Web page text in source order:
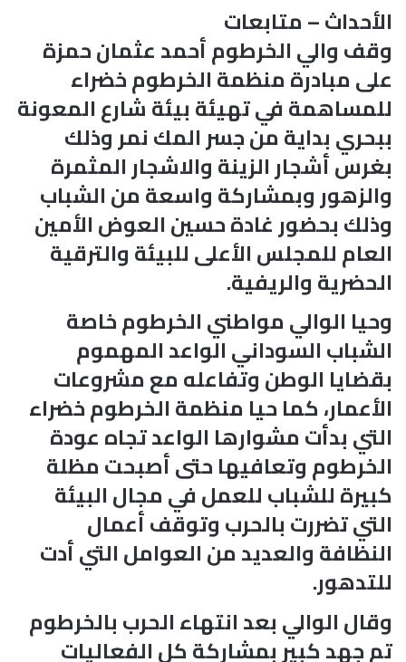
الأحداث – متابعات
وقف والي الخرطوم أحمد عثمان حمزة
على مبادرة منظمة الخرطوم خضراء
للمساهمة في تهيئة بيئة شارع المعونة
ببحري بداية من جسر المك نمر وذلك
بغرس أشجار الزينة والاشجار المثمرة
والزهور وبمشاركة واسعة من الشباب
وذلك بحضور غادة حسين العوض الأمين
العام للمجلس الأعلى للبيئة والترقية
الحضرية والريفية.
وحيا الوالي مواطني الخرطوم خاصة
الشباب السوداني الواعد المهموم
بقضايا الوطن وتفاعله مع مشروعات
الأعمار، كما حيا منظمة الخرطوم خضراء
التي بدأت مشوارها الواعد تجاه عودة
الخرطوم وتعافيها حتى أصبحت مظلة
كبيرة للشباب للعمل في مجال البيئة
التي تضررت بالحرب وتوقف أعمال
النظافة والعديد من العوامل التي أدت
للتدهور.
وقال الوالي بعد انتهاء الحرب بالخرطوم
تم جهد كبير بمشاركة كل الفعاليات